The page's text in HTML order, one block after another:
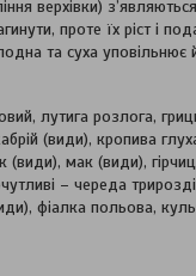
верхівки)
проте їх ріст і
та суха уповільнює
лутига розлога,
(види), кропива
(види), мак (види),
– череда
фіалка польова,